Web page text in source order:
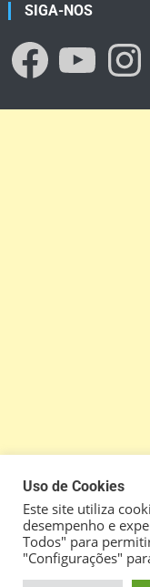
SIGA-NOS
Uso de Cookies
Este site utiliza
desempenho e
Todos" para
"Configurações"